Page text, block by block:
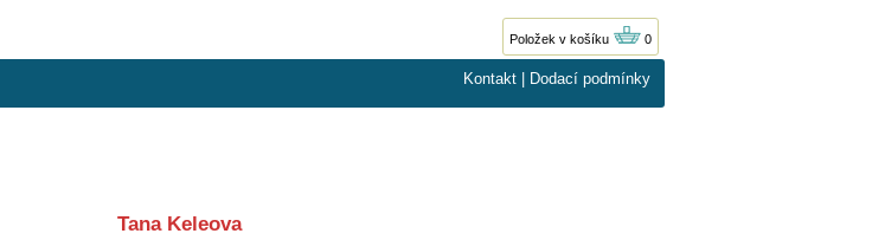
Položek v košíku 0
Kontakt Dodací podmínky
Tana Keleova